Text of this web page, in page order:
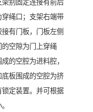
别固定连接有前后
绳口；支架右端带
有门板，门板左侧
空隙为门上穿绳
的空腔为进料腔，
板围成的空腔为挤
定装置。并可根据